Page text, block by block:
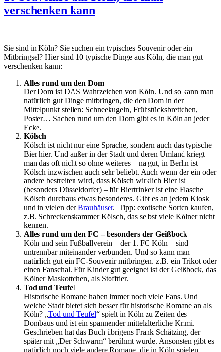
verschenken kann
Sie sind in Köln? Sie suchen ein typisches Souvenir oder ein
Mitbringsel? Hier sind 10 typische Dinge aus Köln, die man gut
verschenken kann:
Alles rund um den Dom
Der Dom ist DAS Wahrzeichen von Köln. Und so kann man
natürlich gut Dinge mitbringen, die den Dom in den
Mittelpunkt stellen: Schneekugeln, Frühstücksbrettchen,
Poster… Sachen rund um den Dom gibt es in Köln an jeder
Ecke.
Kölsch
Kölsch ist nicht nur eine Sprache, sondern auch das typische
Bier hier. Und außer in der Stadt und deren Umland kriegt
man das oft nicht so ohne weiteres – na gut, in Berlin ist
Kölsch inzwischen auch sehr beliebt. Auch wenn der ein oder
andere bestreiten wird, dass Kölsch wirklich Bier ist
(besonders Düsseldorfer) – für Biertrinker ist eine Flasche
Kölsch durchaus etwas besonderes. Gibt es an jedem Kiosk
und in vielen derBrauhäuser. Tipp: exotische Sorten kaufen,
z.B. Schreckenskammer Kölsch, das selbst viele Kölner nicht
kennen.
Alles rund um den FC – besonders der Geißbock
Köln und sein Fußballverein – der 1. FC Köln – sind
untrennbar miteinander verbunden. Und so kann man
natürlich gut ein FC-Souvenir mitbringen, z.B. ein Trikot oder
einen Fanschal. Für Kinder gut geeignet ist der Geißbock, das
Kölner Maskottchen, als Stofftier.
Tod und Teufel
Historische Romane haben immer noch viele Fans. Und
welche Stadt bietet sich besser für historische Romane an als
Köln? „Tod und Teufel“ spielt in Köln zu Zeiten des
Dombaus und ist ein spannender mittelalterliche Krimi.
Geschrieben hat das Buch übrigens Frank Schätzing, der
später mit „Der Schwarm“ berühmt wurde. Ansonsten gibt es
natürlich noch viele andere Romane, die in Köln spielen.